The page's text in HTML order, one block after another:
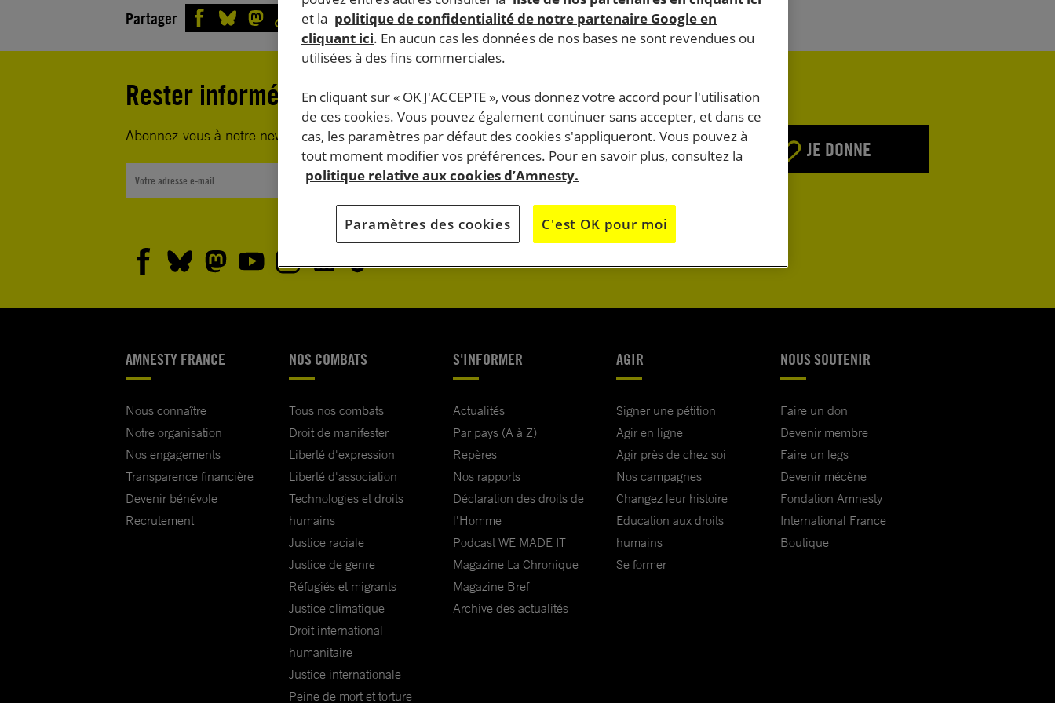
Partager
Rester informé·e
Abonnez-vous à notre newsletter hebdo.
OK
J’AGIS JE DONNE
JE M’ENGAGE
AMNESTY FRANCE
Nous connaître
Notre organisation
Nos engagements
Transparence financière
Devenir bénévole
Recrutement
NOS COMBATS
Tous nos combats
Droit de manifester
Liberté d'expression
Liberté d'association
Technologies et droits
humains
Justice raciale
Justice de genre
Réfugiés et migrants
Justice climatique
Droit international
humanitaire
Justice internationale
Peine de mort et torture
S'INFORMER
Actualités
Par pays (A à Z)
Repères
Nos rapports
Déclaration des droits de
l'Homme
Podcast WE MADE IT
Magazine La Chronique
Magazine Bref
Archive des actualités
AGIR
Signer une pétition
Agir en ligne
Agir près de chez soi
Nos campagnes
Changez leur histoire
Education aux droits
humains
Se former
NOUS SOUTENIR
Faire un don
Devenir membre
Faire un legs
Devenir mécène
Fondation Amnesty
International France
Boutique
et la politique de confidentialité de notre partenaire Google en
cliquant ici. En aucun cas les données de nos bases ne sont revendues ou
utilisées à des fins commerciales.
En cliquant sur « OK J'ACCEPTE », vous donnez votre accord pour l'utilisation
de ces cookies. Vous pouvez également continuer sans accepter, et dans ce
cas, les paramètres par défaut des cookies s'appliqueront. Vous pouvez à
tout moment modifier vos préférences. Pour en savoir plus, consultez la
politique relative aux cookies d’Amnesty.
Paramètres des cookies C'est OK pour moi